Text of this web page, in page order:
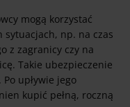
mogą korzystać
sytuacjach, np. na czas
z zagranicy czy na
Takie ubezpieczenie
upływie jego
kupić pełną, roczną